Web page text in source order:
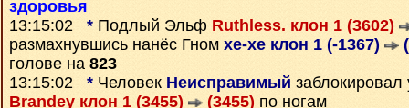
здоровья
13:15:02 * Подлый Эльф Ruthless. клон 1 (3602)
размахнувшись нанёс Гном xe-xe клон 1 (-1367)
голове на 823
13:15:02 * Человек Неисправимый
Brandey клон 1 (3455)
(3455) по ногам